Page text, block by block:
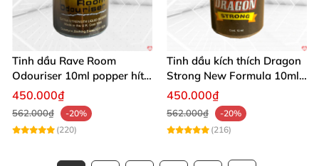
Tinh dầu Rave Room
Odouriser 10ml popper hít
mạnh cho Top Bot
450.000₫
562.000₫
-20%
(220)
Tinh dầu kích thích Dragon
Strong New Formula 10ml
Mỹ dành cho Top Bot
450.000₫
562.000₫
-20%
(216)